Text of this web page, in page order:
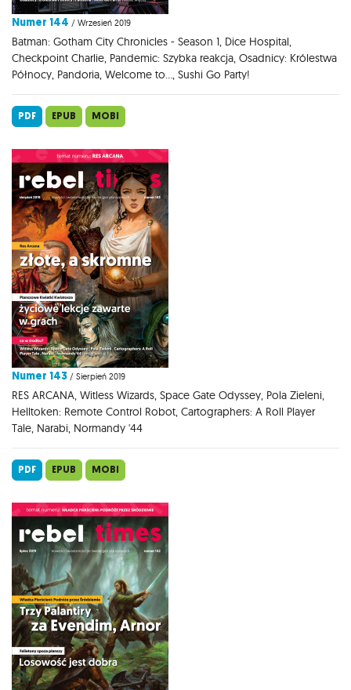
Numer 144 / Wrzesień 2019
Batman: Gotham City Chronicles - Season 1, Dice Hospital,
Checkpoint Charlie, Pandemic: Szybka reakcja, Osadnicy: Królestwa
Północy, Pandoria, Welcome to..., Sushi Go Party!
PDF EPUB MOBI
Numer 143 / Sierpień 2019
RES ARCANA, Witless Wizards, Space Gate Odyssey, Pola Zieleni,
Helltoken: Remote Control Robot, Cartographers: A Roll Player
Tale, Narabi, Normandy '44
PDF EPUB MOBI